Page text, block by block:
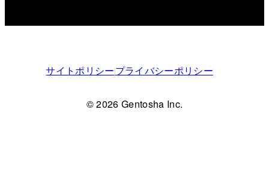
サイトポリシープライバシーポリシー
© 2026 Gentosha Inc.